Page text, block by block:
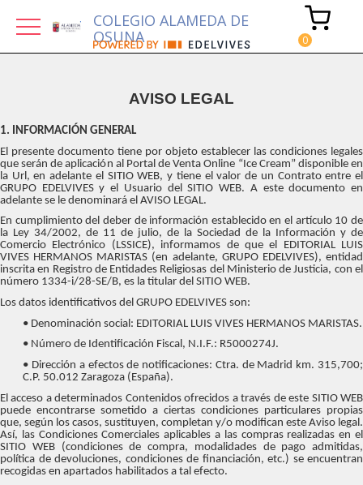
COLEGIO ALAMEDA DE
OSUNA
AVISO LEGAL
1. INFORMACIÓN GENERAL
El presente documento tiene por objeto establecer las condiciones legales
que serán de aplicación al Portal de Venta Online “Ice Cream” disponible en
la Url, en adelante el SITIO WEB, y tiene el valor de un Contrato entre el
GRUPO EDELVIVES y el Usuario del SITIO WEB. A este documento en
adelante se le denominará el AVISO LEGAL.
En cumplimiento del deber de información establecido en el artículo 10 de
la Ley 34/2002, de 11 de julio, de la Sociedad de la Información y de
Comercio Electrónico (LSSICE), informamos de que el EDITORIAL LUIS
VIVES HERMANOS MARISTAS (en adelante, GRUPO EDELVIVES), entidad
inscrita en Registro de Entidades Religiosas del Ministerio de Justicia, con el
número 1334-i/28-SE/B, es la titular del SITIO WEB.
Los datos identificativos del GRUPO EDELVIVES son:
• Denominación social: EDITORIAL LUIS VIVES HERMANOS MARISTAS.
• Número de Identificación Fiscal, N.I.F.: R5000274J.
• Dirección a efectos de notificaciones: Ctra. de Madrid km. 315,700;
C.P. 50.012 Zaragoza (España).
El acceso a determinados Contenidos ofrecidos a través de este SITIO WEB
puede encontrarse sometido a ciertas condiciones particulares propias
que, según los casos, sustituyen, completan y/o modifican este Aviso legal.
Así, las Condiciones Comerciales aplicables a las compras realizadas en el
SITIO WEB (condiciones de compra, modalidades de pago admitidas,
política de devoluciones, condiciones de financiación, etc.) se encuentran
recogidas en apartados habilitados a tal efecto.